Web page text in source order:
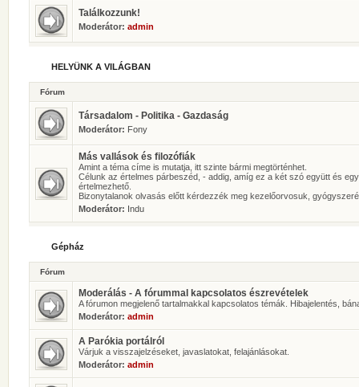
Találkozzunk!
Moderátor: admin
HELYÜNK A VILÁGBAN
Fórum
Társadalom - Politika - Gazdaság
Moderátor: Fony
Más vallások és filozófiák
Amint a téma címe is mutatja, itt szinte bármi megtörténhet.
Célunk az értelmes párbeszéd, - addig, amíg ez a két szó együtt és
értelmezhető.
Bizonytalanok olvasás előtt kérdezzék meg kezelőorvosuk,
Moderátor: Indu
Gépház
Fórum
Moderálás - A fórummal kapcsolatos észrevételek
A fórumon megjelenő tartalmakkal kapcsolatos témák. Hibajelentés,
Moderátor: admin
A Parókia portálról
Várjuk a visszajelzéseket, javaslatokat, felajánlásokat.
Moderátor: admin